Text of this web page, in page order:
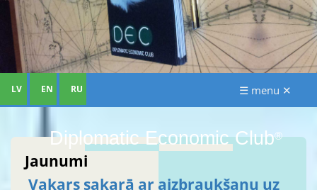
Diplomatic Economic Club®
LV EN RU ☰ menu ✕
Jaunumi
Vakars sakarā ar aizbraukšanu uz